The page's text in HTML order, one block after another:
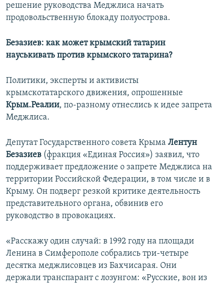
решение руководства Меджлиса начать
продовольственную блокаду полуострова.
Безазиев: как может крымский татарин
науськивать против крымского татарина?
Политики, эксперты и активисты
крымскотатарского движения, опрошенные
Крым.Реалии, по-разному отнеслись к идее запрета
Меджлиса.
Депутат Государственного совета Крыма Лентун
Безазиев (фракция «Единая Россия») заявил, что
поддерживает предложение о запрете Меджлиса на
территории Российской Федерации, в том числе и в
Крыму. Он подверг резкой критике деятельность
представительного органа, обвинив его
руководство в провокациях.
«Расскажу один случай: в 1992 году на площади
Ленина в Симферополе собрались три-четыре
десятка меджлисовцев из Бахчисарая. Они
держали транспарант с лозунгом: «Русские, вон из